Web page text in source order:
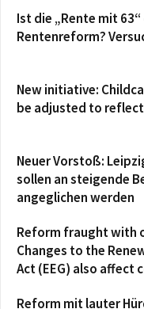
Ist die „Rente mit
Rentenreform?
New initiative:
be adjusted to
Neuer Vorstoß:
sollen an steigende
angeglichen werden
Reform fraught with
Changes to the
Act (EEG) also affect
Reform mit lauter